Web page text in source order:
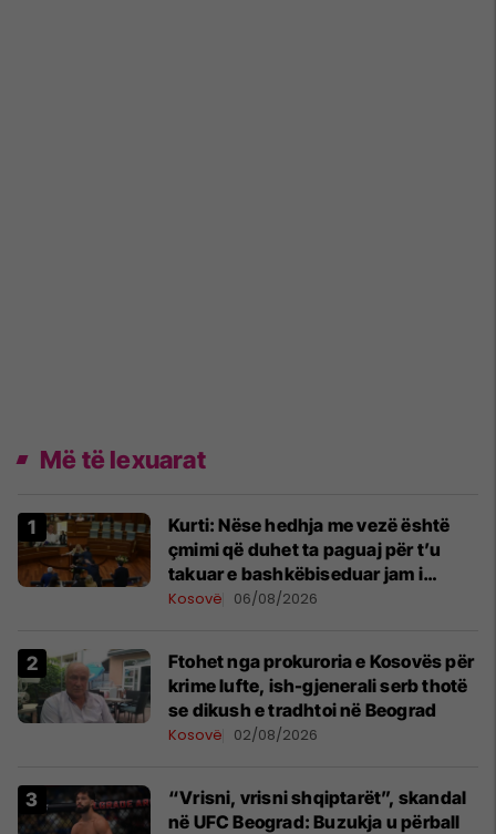
Më të lexuarat
Kurti: Nëse hedhja me vezë është
çmimi që duhet ta paguaj për t’u
takuar e bashkëbiseduar jam i
lumtur ta bëj këtë
Kosovë 06/08/2026
Ftohet nga prokuroria e Kosovës për
krime lufte, ish-gjenerali serb thotë
se dikush e tradhtoi në Beograd
Kosovë 02/08/2026
“Vrisni, vrisni shqiptarët”, skandal
në UFC Beograd: Buzukja u përball